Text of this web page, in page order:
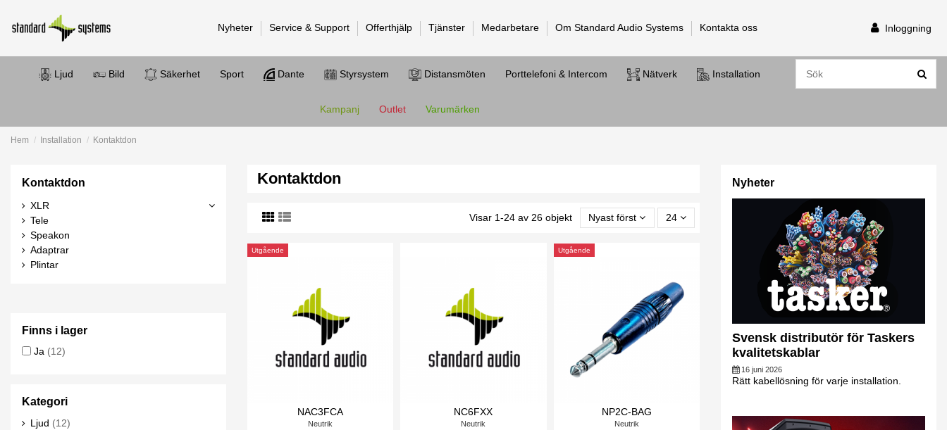
Nyheter Service & Support Offerthjälp Tjänster Medarbetare Om Standard Audio Systems Kontakta oss Inloggning
Ljud Bild Säkerhet Sport Dante Styrsystem Distansmöten Porttelefoni & Intercom Nätverk Installation
Kampanj Outlet Varumärken
Hem Installation Kontaktdon
Kontaktdon
Visar 1-24 av 26 objekt Nyast först 24
Utgående
NAC3FCA
Neutrik
NC6FXX
Neutrik
Utgående
NP2C-BAG
Neutrik
Kontaktdon
XLR
Tele
Speakon
Adaptrar
Plintar
Finns i lager
Ja (12)
Kategori
Ljud (12)
Nyheter
Svensk distributör för Taskers
kvalitetskablar
16 juni 2026
Rätt kabellösning för varje installation.